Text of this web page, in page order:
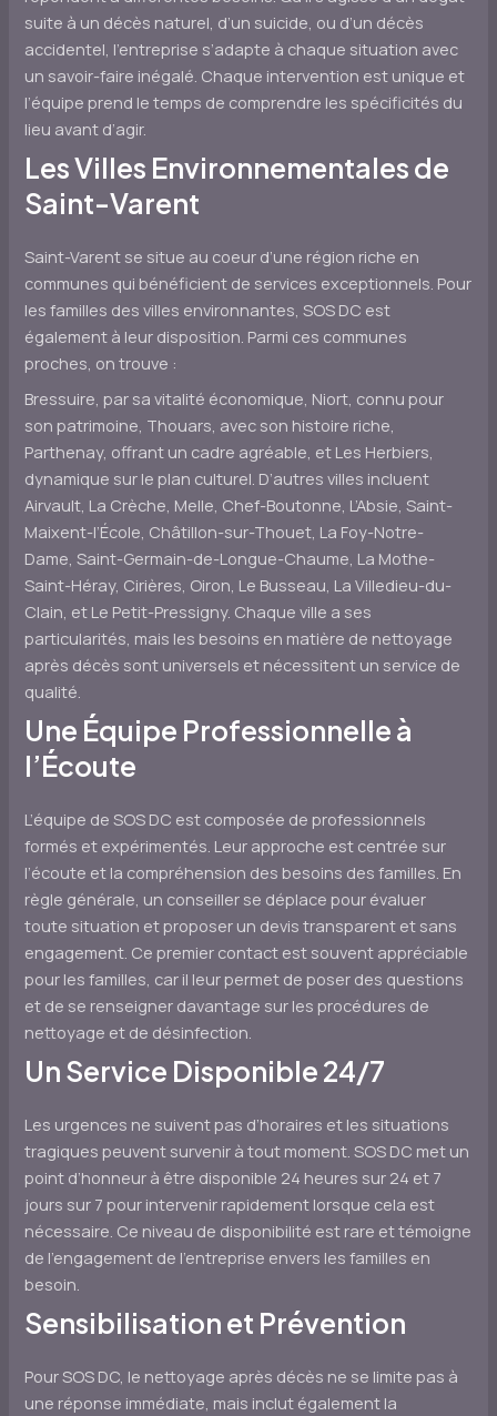
suite à un décès naturel, d’un suicide, ou d’un décès
accidentel, l’entreprise s’adapte à chaque situation avec
un savoir-faire inégalé. Chaque intervention est unique et
l’équipe prend le temps de comprendre les spécificités du
lieu avant d’agir.
Les Villes Environnementales de
Saint-Varent
Saint-Varent se situe au coeur d’une région riche en
communes qui bénéficient de services exceptionnels. Pour
les familles des villes environnantes, SOS DC est
également à leur disposition. Parmi ces communes
proches, on trouve :
Bressuire, par sa vitalité économique, Niort, connu pour
son patrimoine, Thouars, avec son histoire riche,
Parthenay, offrant un cadre agréable, et Les Herbiers,
dynamique sur le plan culturel. D’autres villes incluent
Airvault, La Crèche, Melle, Chef-Boutonne, L’Absie, Saint-
Maixent-l’École, Châtillon-sur-Thouet, La Foy-Notre-
Dame, Saint-Germain-de-Longue-Chaume, La Mothe-
Saint-Héray, Cirières, Oiron, Le Busseau, La Villedieu-du-
Clain, et Le Petit-Pressigny. Chaque ville a ses
particularités, mais les besoins en matière de nettoyage
après décès sont universels et nécessitent un service de
qualité.
Une Équipe Professionnelle à
l’Écoute
L’équipe de SOS DC est composée de professionnels
formés et expérimentés. Leur approche est centrée sur
l’écoute et la compréhension des besoins des familles. En
règle générale, un conseiller se déplace pour évaluer
toute situation et proposer un devis transparent et sans
engagement. Ce premier contact est souvent appréciable
pour les familles, car il leur permet de poser des questions
et de se renseigner davantage sur les procédures de
nettoyage et de désinfection.
Un Service Disponible 24/7
Les urgences ne suivent pas d’horaires et les situations
tragiques peuvent survenir à tout moment. SOS DC met un
point d’honneur à être disponible 24 heures sur 24 et 7
jours sur 7 pour intervenir rapidement lorsque cela est
nécessaire. Ce niveau de disponibilité est rare et témoigne
de l’engagement de l’entreprise envers les familles en
besoin.
Sensibilisation et Prévention
Pour SOS DC, le nettoyage après décès ne se limite pas à
une réponse immédiate, mais inclut également la